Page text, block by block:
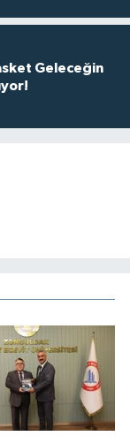
Geleceğin